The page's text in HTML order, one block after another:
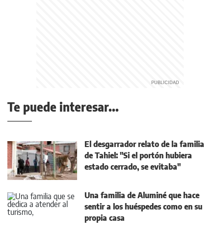
Te puede interesar...
El desgarrador relato de la familia
de Tahiel: "Si el portón hubiera
estado cerrado, se evitaba"
Una familia de Aluminé que hace
sentir a los huéspedes como en su
propia casa